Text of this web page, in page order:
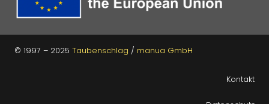
© 1997 – 2025 Taubenschlag / manua GmbH
Kontakt